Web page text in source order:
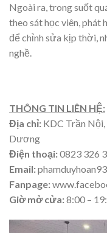
Ngoài ra, trong suốt
theo sát học viên, phát
để chỉnh sửa kịp thời,
nghề.
THÔNG TIN LIÊN HỆ:
Địa chỉ: KDC Trần
Dương
Điện thoại:0823 326
Email:
Fanpage:
Giờ mở cửa:8:00 –